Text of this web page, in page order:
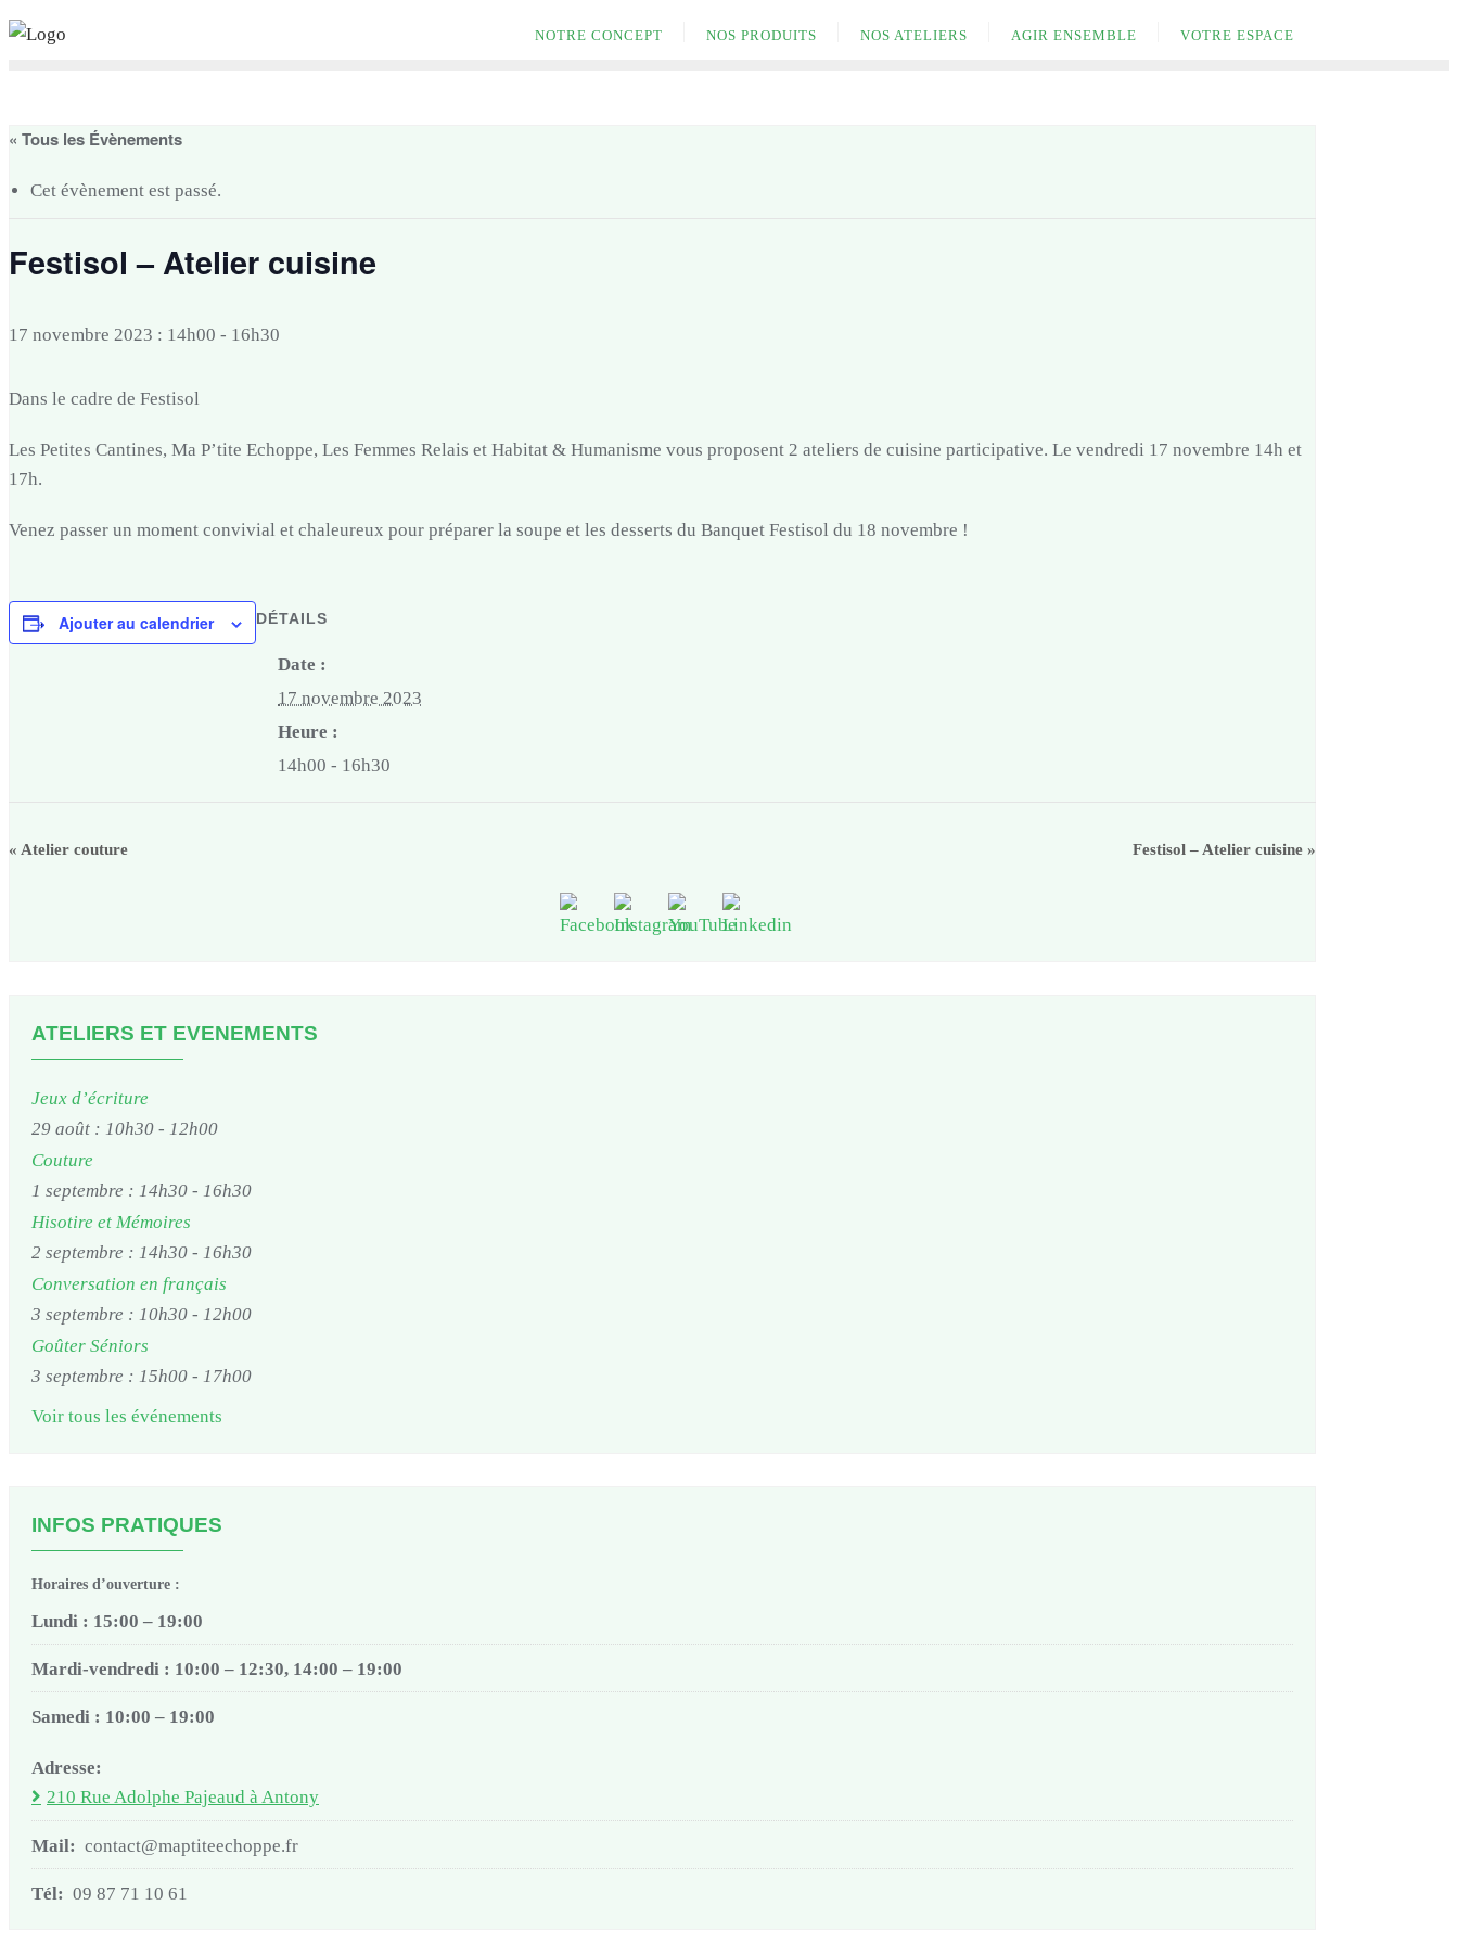
Skip
NOTRE CONCEPT NOS PRODUITS NOS ATELIERS AGIR ENSEMBLE VOTRE ESPACE
« Tous les Évènements
Cet évènement est passé.
Festisol – Atelier cuisine
17 novembre 2023 : 14h00 - 16h30
Dans le cadre de Festisol
Les Petites Cantines, Ma P’tite Echoppe, Les Femmes Relais et Habitat & Humanisme vous proposent 2 ateliers de cuisine participative. Le vendredi 17 novembre 14h et
17h.
Venez passer un moment convivial et chaleureux pour préparer la soupe et les desserts du Banquet Festisol du 18 novembre !
Ajouter au calendrier DÉTAILS
Date :
17 novembre 2023
Heure :
14h00 - 16h30
« Atelier couture Festisol – Atelier cuisine »
ATELIERS ET EVENEMENTS
Jeux d’écriture
29 août : 10h30 - 12h00
Couture
1 septembre : 14h30 - 16h30
Hisotire et Mémoires
2 septembre : 14h30 - 16h30
Conversation en français
3 septembre : 10h30 - 12h00
Goûter Séniors
3 septembre : 15h00 - 17h00
Voir tous les événements
INFOS PRATIQUES
Horaires d’ouverture :
Lundi : 15:00 – 19:00
Mardi-vendredi : 10:00 – 12:30, 14:00 – 19:00
Samedi : 10:00 – 19:00
Adresse:
210 Rue Adolphe Pajeaud à Antony
Mail: contact@maptiteechoppe.fr
Tél: 09 87 71 10 61